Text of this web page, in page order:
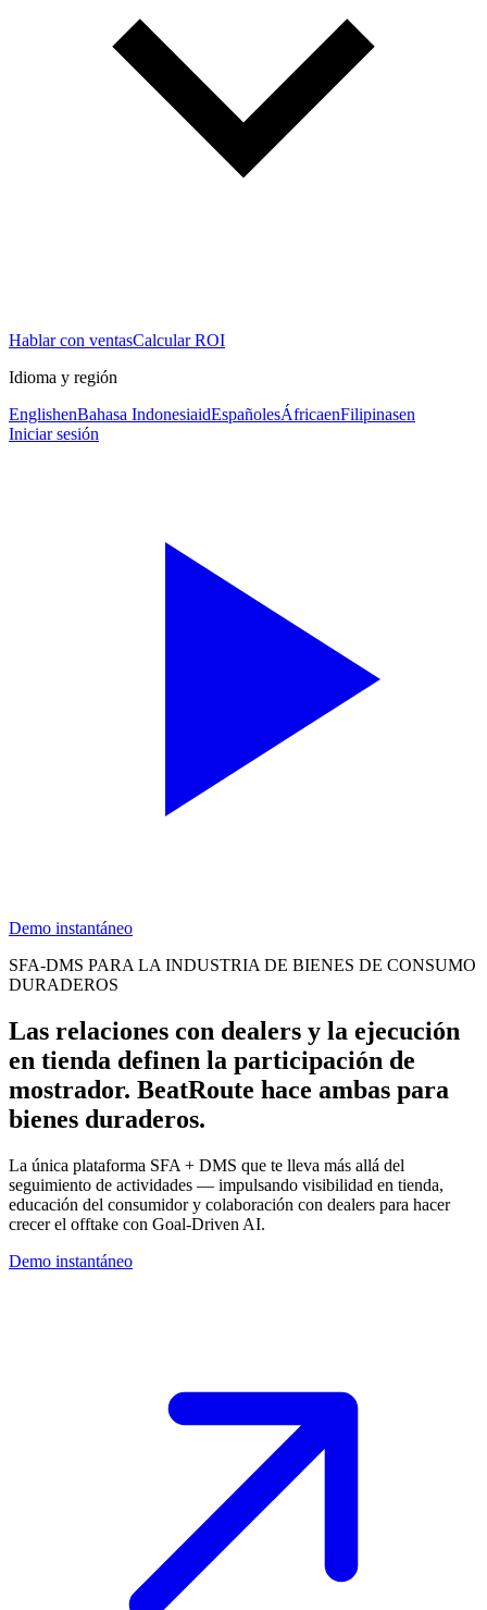
Hablar con ventasCalcular ROI
Idioma y región
EnglishenBahasa IndonesiaidEspañolesÁfricaenFilipinasen
Iniciar sesión
Demo instantáneo
SFA-DMS PARA LA INDUSTRIA DE BIENES DE CONSUMO
DURADEROS
Las relaciones con dealers y la ejecución
en tienda definen la participación de
mostrador. BeatRoute hace ambas para
bienes duraderos.
La única plataforma SFA + DMS que te lleva más allá del
seguimiento de actividades — impulsando visibilidad en tienda,
educación del consumidor y colaboración con dealers para hacer
crecer el offtake con Goal-Driven AI.
Demo instantáneo